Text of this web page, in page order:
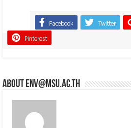
Facebook Twitter
Pinterest
About env@msu.ac.th